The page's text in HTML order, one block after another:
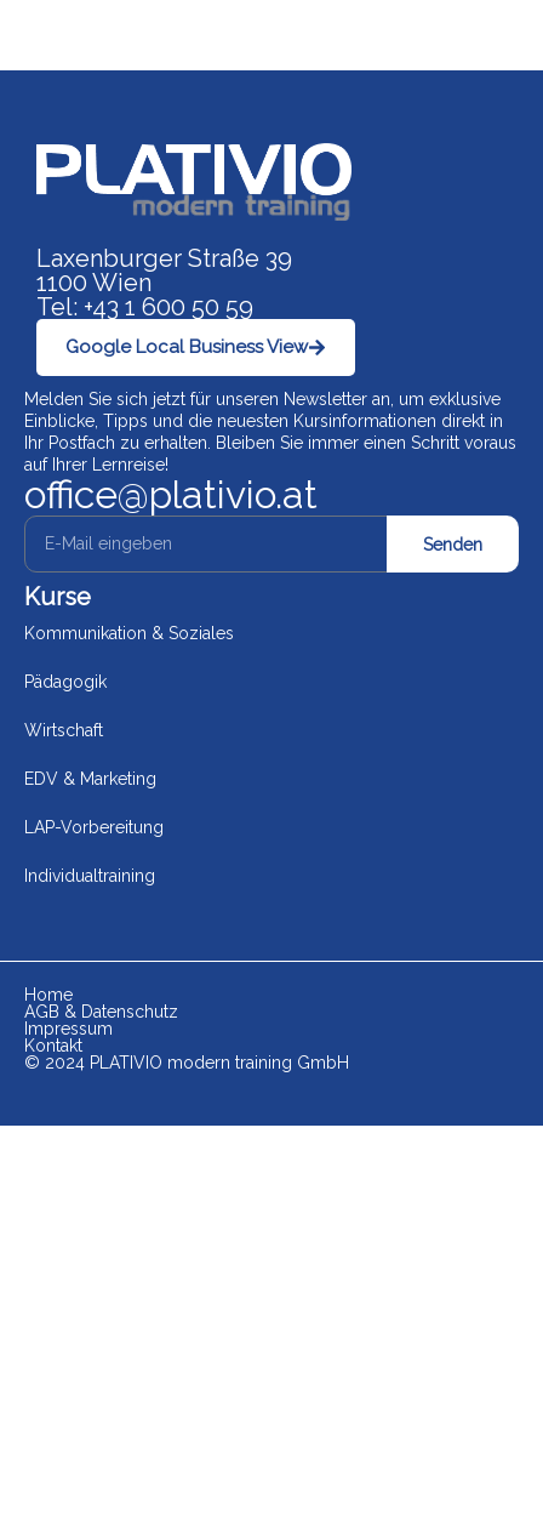
Link zu https://
Laxenburger Straße 39
1100 Wien
Tel: +43 1 600 50 59
Google Local Business View
Melden Sie sich jetzt für unseren Newsletter an, um exklusive
Einblicke, Tipps und die neuesten Kursinformationen direkt in
Ihr Postfach zu erhalten. Bleiben Sie immer einen Schritt voraus
auf Ihrer Lernreise!
office@plativio.at
Senden
Kurse
Kommunikation & Soziales
Pädagogik
Wirtschaft
EDV & Marketing
LAP-Vorbereitung
Individualtraining
Home
AGB & Datenschutz
Impressum
Kontakt
© 2024 PLATIVIO modern training GmbH